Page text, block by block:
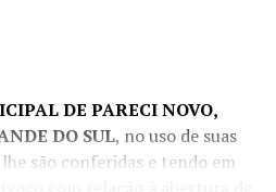
DE PARECI NOVO,
DO SUL, no uso de suas
são conferidas e tendo em